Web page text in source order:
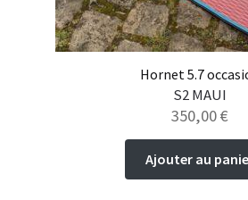
Hornet 5.7
S2 MAUI
350,00€
Ajouter au